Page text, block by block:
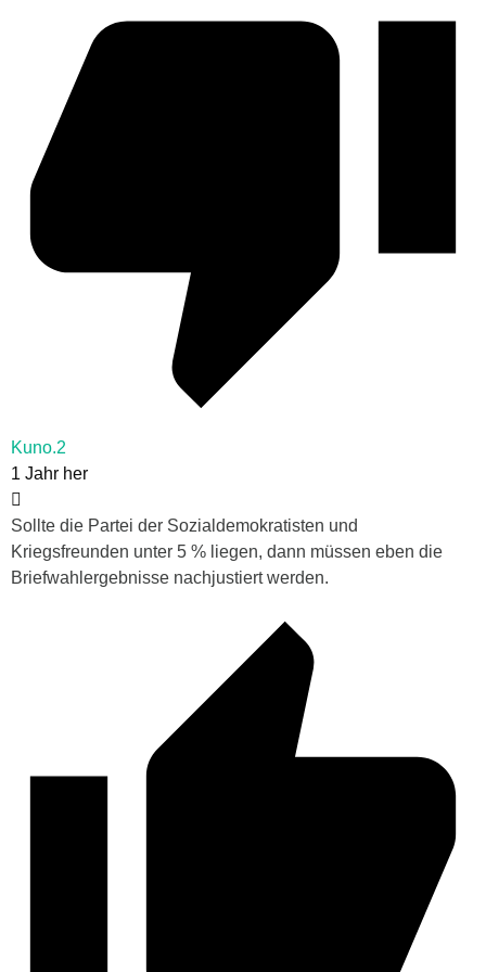
Kuno.2
1 Jahr her
Sollte die Partei der Sozialdemokratisten und
Kriegsfreunden unter 5 % liegen, dann müssen eben die
Briefwahlergebnisse nachjustiert werden.